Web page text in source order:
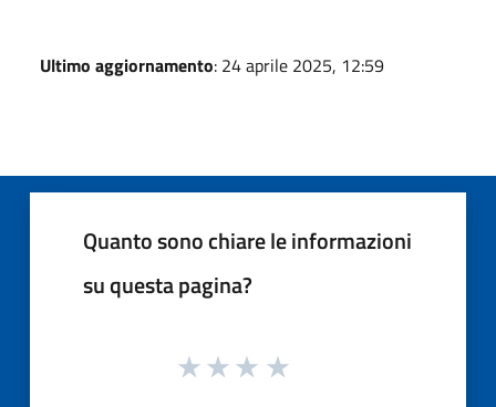
Ultimo aggiornamento: 24 aprile 2025, 12:59
Quanto sono chiare le informazioni
su questa pagina?